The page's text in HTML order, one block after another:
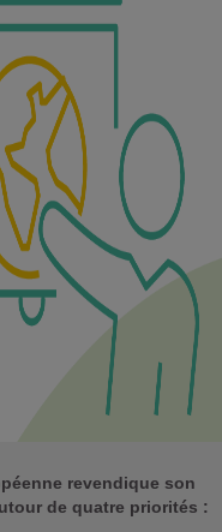
revendique son
de quatre priorités :